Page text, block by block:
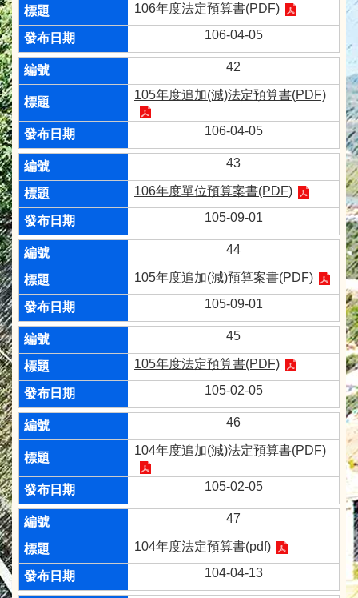
106年度法定預算書(PDF)
106-04-05
42
105年度追加(減)法定預算書(PDF)
106-04-05
43
106年度單位預算案書(PDF)
105-09-01
44
105年度追加(減)預算案書(PDF)
105-09-01
45
105年度法定預算書(PDF)
105-02-05
46
104年度追加(減)法定預算書(PDF)
105-02-05
47
104年度法定預算書(pdf)
104-04-13